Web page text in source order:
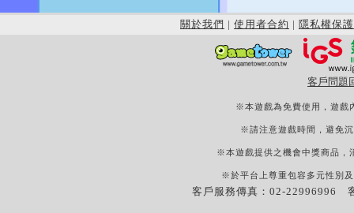
關於我們 | 使用者合約 | 隱私權保護
客戶問題
※本遊戲為免費使用，遊戲
※請注意遊戲時間，避免
※本遊戲提供之機會中獎商品，
※於平台上尊重包容多元性別
客戶服務傳真：02-22996996